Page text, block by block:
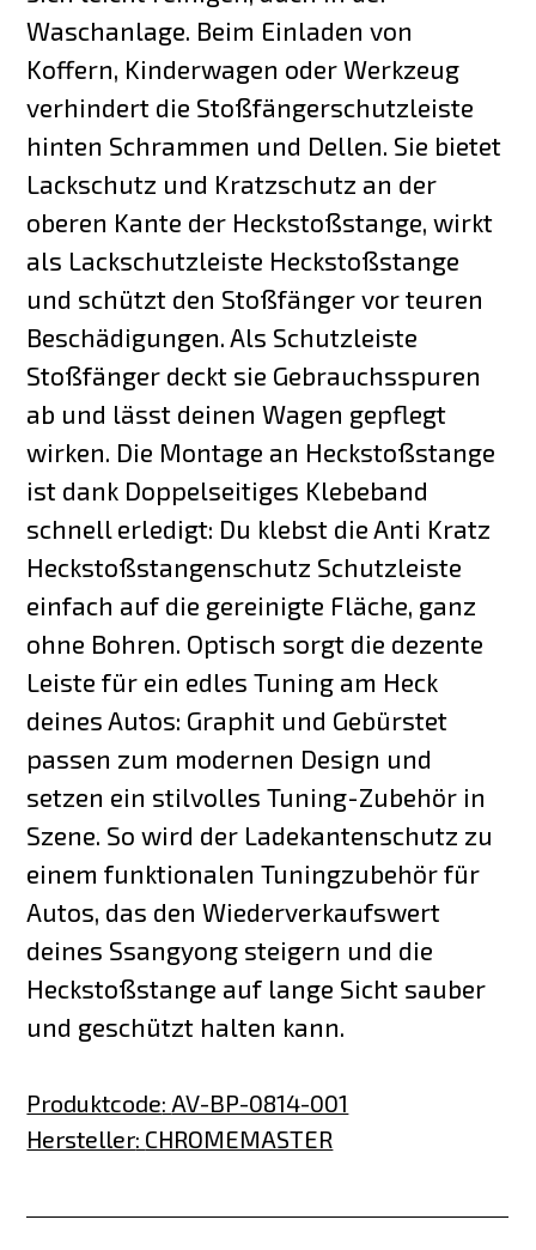
Waschanlage. Beim Einladen von
Koffern, Kinderwagen oder Werkzeug
verhindert die Stoßfängerschutzleiste
hinten Schrammen und Dellen. Sie bietet
Lackschutz und Kratzschutz an der
oberen Kante der Heckstoßstange, wirkt
als Lackschutzleiste Heckstoßstange
und schützt den Stoßfänger vor teuren
Beschädigungen. Als Schutzleiste
Stoßfänger deckt sie Gebrauchsspuren
ab und lässt deinen Wagen gepflegt
wirken. Die Montage an Heckstoßstange
ist dank Doppelseitiges Klebeband
schnell erledigt: Du klebst die Anti Kratz
Heckstoßstangenschutz Schutzleiste
einfach auf die gereinigte Fläche, ganz
ohne Bohren. Optisch sorgt die dezente
Leiste für ein edles Tuning am Heck
deines Autos: Graphit und Gebürstet
passen zum modernen Design und
setzen ein stilvolles Tuning-Zubehör in
Szene. So wird der Ladekantenschutz zu
einem funktionalen Tuningzubehör für
Autos, das den Wiederverkaufswert
deines Ssangyong steigern und die
Heckstoßstange auf lange Sicht sauber
und geschützt halten kann.
Produktcode: AV-BP-0814-001
Hersteller: CHROMEMASTER